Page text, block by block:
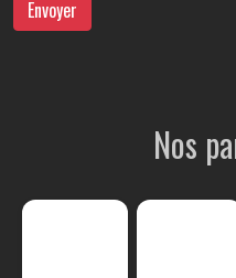
Envoyer
Nos